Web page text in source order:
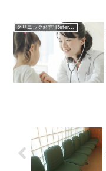
クリニック経営 References